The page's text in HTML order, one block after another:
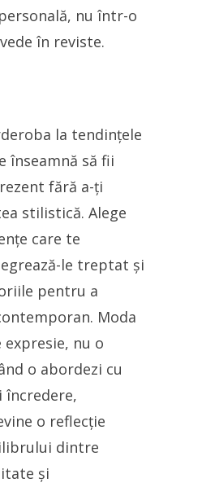
nu într-o
în reviste.
la tendințele
înseamnă să fii
fără a-ți
stilistică. Alege
care te
le treptat și
pentru a
Moda
nu o
o abordezi cu
încredere,
o reflecție
dintre
și